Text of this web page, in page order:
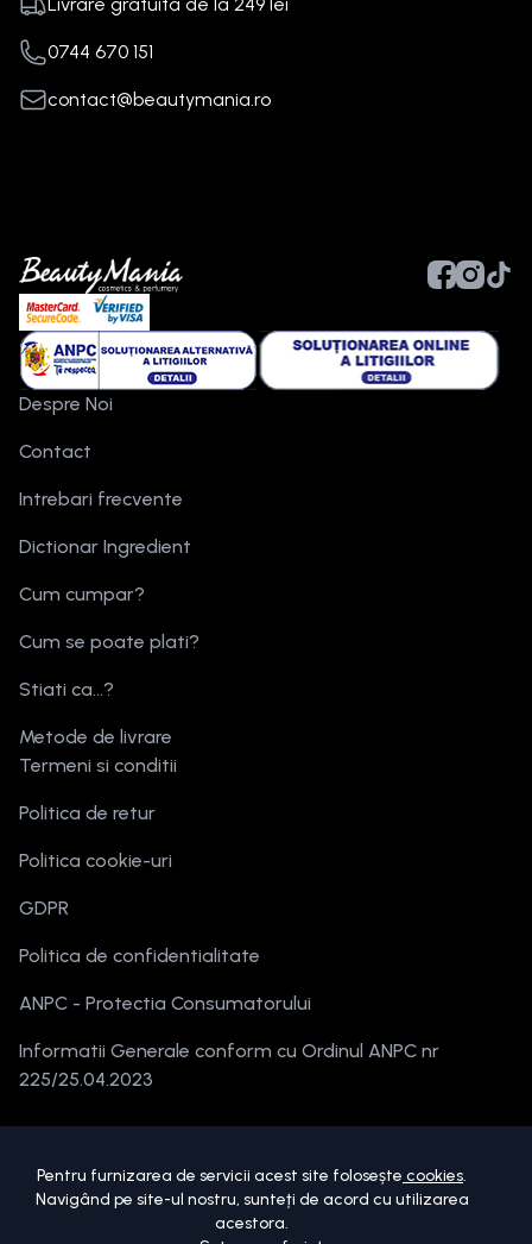
0744 670 151
contact@beautymania.ro
Despre Noi
Contact
Intrebari frecvente
Dictionar Ingredient
Cum cumpar?
Cum se poate plati?
Stiati ca...?
Metode de livrare
Termeni si conditii
Politica de retur
Politica cookie-uri
GDPR
Politica de confidentialitate
ANPC - Protectia Consumatorului
Informatii Generale conform cu Ordinul ANPC nr
225/25.04.2023
Pentru furnizarea de servicii acest site folosește cookies.
Navigând pe site-ul nostru, sunteți de acord cu utilizarea
acestora.